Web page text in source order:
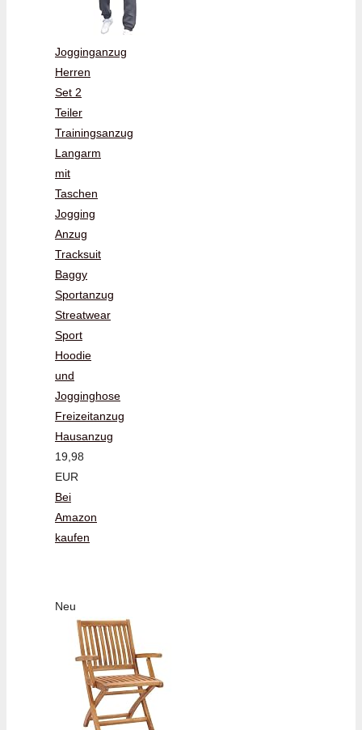
Jogginganzug
Herren
Set 2
Teiler
Trainingsanzug
Langarm
mit
Taschen
Jogging
Anzug
Tracksuit
Baggy
Sportanzug
Streatwear
Sport
Hoodie
und
Jogginghose
Freizeitanzug
Hausanzug
19,98
EUR
Bei
Amazon
kaufen
Neu